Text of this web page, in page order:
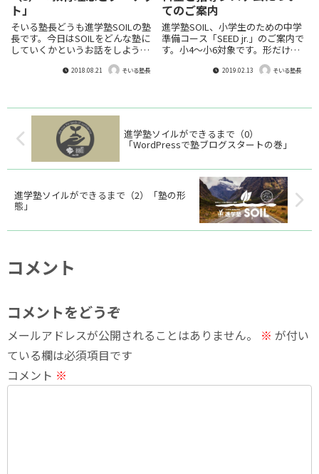
ト」
そいる塾長どうも進学塾SOILの塾
長です。今日はSOILをどんな塾に
していくかというお話をしようと
思ったんですが書いているうちに
いろんなものが溢れ出てきてしま
ということで今日は教育理念（そ
んな大層なものじゃないな^_^;）
についてと、集団授業についての
お話を。...
2018.08.21 そいる塾長
てのご案内
進学塾SOIL、小学生のための中学
準備コース「SEED jr.」のご案内で
す。小4〜小6対象です。形だけで
はない中学・高校へとつながる学
び方と思考力養成のための基礎知
す！
2019.02.13 そいる塾長
進学塾ソイルができるまで（0）
「WordPressで塾ブログスタートの巻」
進学塾ソイルができるまで（2）「塾の形
態」
コメント
コメントをどうぞ
メールアドレスが公開されることはありません。 ※ が付い
ている欄は必須項目です
コメント ※